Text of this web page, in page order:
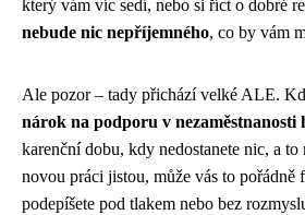
který vám víc sedí, nebo si říct o dobré
nebude nic nepříjemného, co by vám
Ale pozor – tady přichází velké ALE.
nárok na podporu v nezaměstnanosti
karenční dobu, kdy nedostanete nic, a
novou práci jistou, může vás to
podepíšete pod tlakem nebo bez